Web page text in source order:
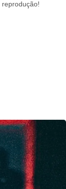
reprodução!